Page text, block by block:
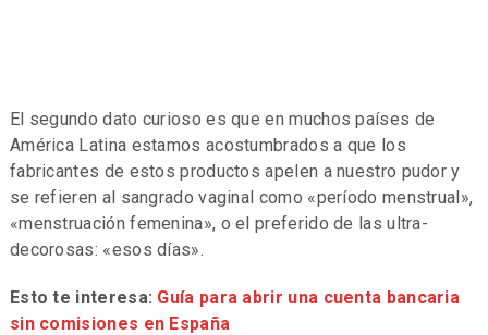
El segundo dato curioso es que en muchos países de
América Latina estamos acostumbrados a que los
fabricantes de estos productos apelen a nuestro pudor y
se refieren al sangrado vaginal como «período menstrual»,
«menstruación femenina», o el preferido de las ultra-
decorosas: «esos días».
Esto te interesa: Guía para abrir una cuenta bancaria
sin comisiones en España